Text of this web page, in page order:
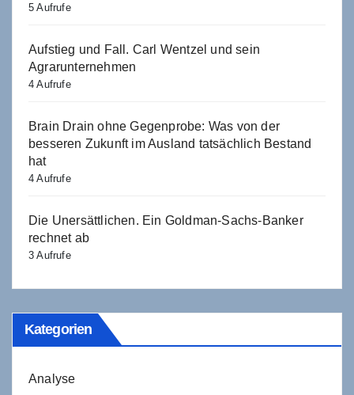
5 Aufrufe
Aufstieg und Fall. Carl Wentzel und sein
Agrarunternehmen
4 Aufrufe
Brain Drain ohne Gegenprobe: Was von der
besseren Zukunft im Ausland tatsächlich Bestand
hat
4 Aufrufe
Die Unersättlichen. Ein Goldman-Sachs-Banker
rechnet ab
3 Aufrufe
Kategorien
Analyse